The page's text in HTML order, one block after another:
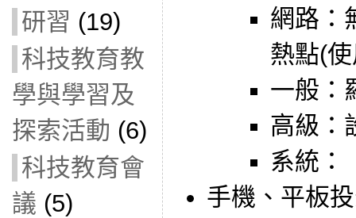
研習 (19)
科技教育教
學與學習及
探索活動 (6)
科技教育會
議 (5)
網路：
熱點(
一般：
高級：
系統：
手機、平板